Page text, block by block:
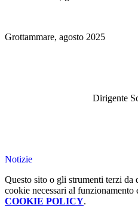
Grottammare, agosto 2025
Dirigente
Notizie
Questo sito o gli strumenti terzi
cookie necessari al
COOKIE POLICY.